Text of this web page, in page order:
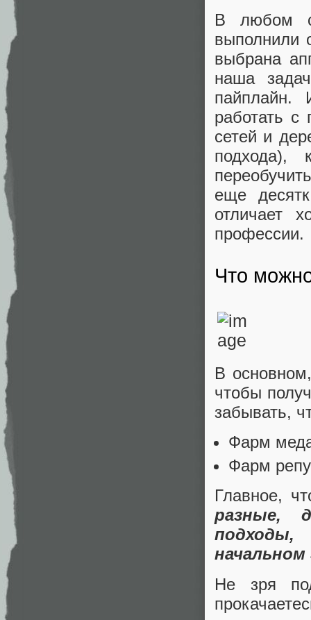
В любом
выполнили
выбрана
наша
пайплайн.
работать с
сетей и
подхода),
еще
отличает
профессии.
Что
В
чтобы
забывать,
Фарм
Фарм
Главное,
разные,
Не зря